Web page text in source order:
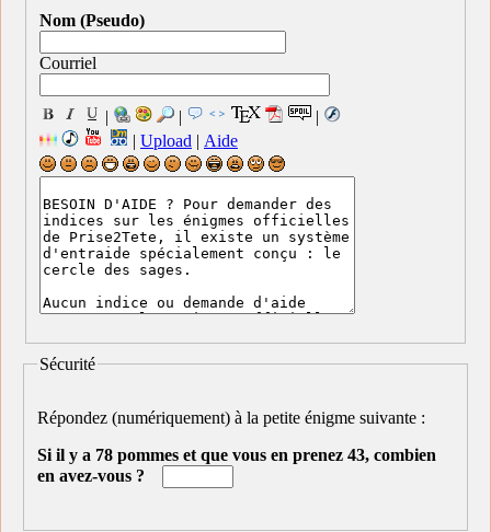
Nom (Pseudo)
Courriel
| |
|
| Upload | Aide
Sécurité
Répondez (numériquement) à la petite énigme suivante :
Si il y a 78 pommes et que vous en prenez 43, combien
en avez-vous ?